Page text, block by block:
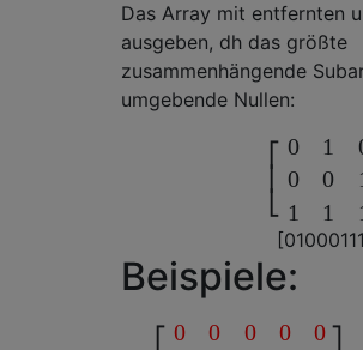
Das Array mit entfernten
ausgeben, dh das größte
zusammenhängende
umgebende Nullen:
0
0
1
1
0
1
[01000111
Beispiele:
0
0
0
0
0